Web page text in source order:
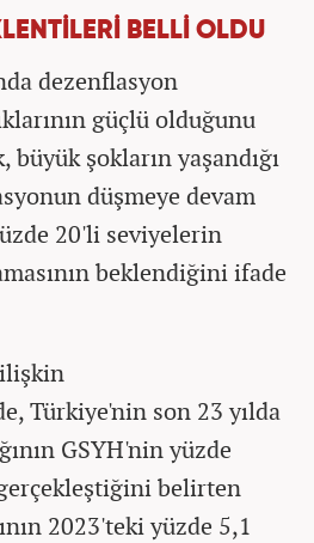
BELLİ OLDU
dezenflasyon
güçlü olduğunu
şokların yaşandığı
düşmeye devam
20'li seviyelerin
beklendiğini ifade
Türkiye'nin son 23 yılda
GSYH'nin yüzde
belirten
2023'teki yüzde 5,1